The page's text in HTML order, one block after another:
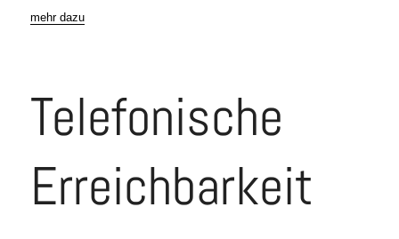
mehr dazu
Telefonische
Erreichbarkeit